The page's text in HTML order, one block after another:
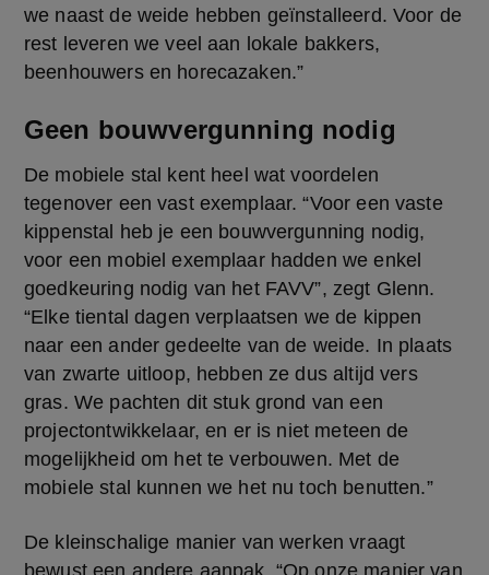
we naast de weide hebben geïnstalleerd. Voor de
rest leveren we veel aan lokale bakkers,
beenhouwers en horecazaken.”
Geen bouwvergunning nodig
De mobiele stal kent heel wat voordelen
tegenover een vast exemplaar. “Voor een vaste
kippenstal heb je een bouwvergunning nodig,
voor een mobiel exemplaar hadden we enkel
goedkeuring nodig van het FAVV”, zegt Glenn.
“Elke tiental dagen verplaatsen we de kippen
naar een ander gedeelte van de weide. In plaats
van zwarte uitloop, hebben ze dus altijd vers
gras. We pachten dit stuk grond van een
projectontwikkelaar, en er is niet meteen de
mogelijkheid om het te verbouwen. Met de
mobiele stal kunnen we het nu toch benutten.”
De kleinschalige manier van werken vraagt